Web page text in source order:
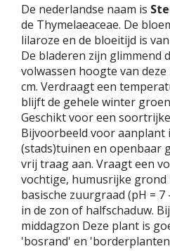
De nederlandse naam is
de Thymelaeaceae. De
lilaroze en de bloeitijd is
De bladeren zijn glimmend
volwassen hoogte van deze
cm. Verdraagt een
blijft de gehele winter
Geschikt voor een
Bijvoorbeeld voor aanplant
(stads)tuinen en openbaar
vrij traag aan. Vraagt een
vochtige, humusrijke
basische zuurgraad (pH =
in de zon of halfschaduw.
middagzon Deze plant is
'bosrand' en